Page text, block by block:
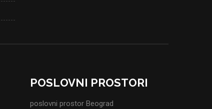
POSLOVNI PROSTORI
poslovni prostor Beograd